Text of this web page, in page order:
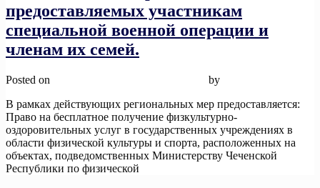
предоставляемых участникам
специальной военной операции и
членам их семей.
Posted on by
В рамках действующих региональных мер предоставляется:
Право на бесплатное получение физкультурно-
оздоровительных услуг в государственных учреждениях в
области физической культуры и спорта, расположенных на
объектах, подведомственных Министерству Чеченской
Республики по физической